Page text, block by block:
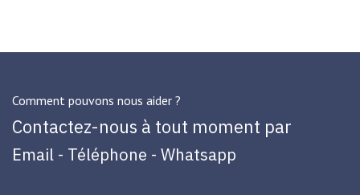
Comment pouvons nous aider ?
Contactez-nous à tout moment par
Email - Téléphone - Whatsapp